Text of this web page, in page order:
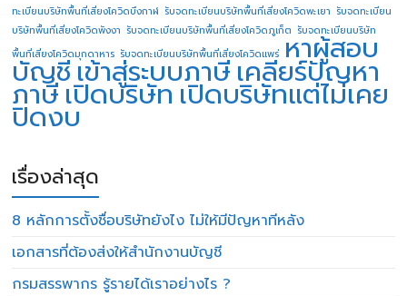
ทะเบียนบริษัทพื้นที่เสี่ยงโควิดบึงกาฬ รับจดทะเบียนบริษัทพื้นที่เสี่ยงโควิดพะเยา รับจดทะเบียน
บริษัทพื้นที่เสี่ยงโควิดพังงา รับจดทะเบียนบริษัทพื้นที่เสี่ยงโควิดภูเก็ต รับจดทะเบียนบริษัท
พื้นที่เสี่ยงโควิดมุกดาหาร รับจดทะเบียนบริษัทพื้นที่เสี่ยงโควิดแพร่ หาผู้สอบ
บัญชี เข้าสู่ระบบภาษี เคลียร์ปัญหา
ภาษีเปิดบริษัทเปิดบริษัทแต่ไม่เคย
ปิดงบ
เรื่องล่าสุด
8 หลักการตั้งชื่อบริษัทยังไง ไม่ให้มีปัญหาทีหลัง
เอกสารที่ต้องส่งให้สำนักงานบัญชี
กรมสรรพากร รู้รายได้เราอย่างไร ?